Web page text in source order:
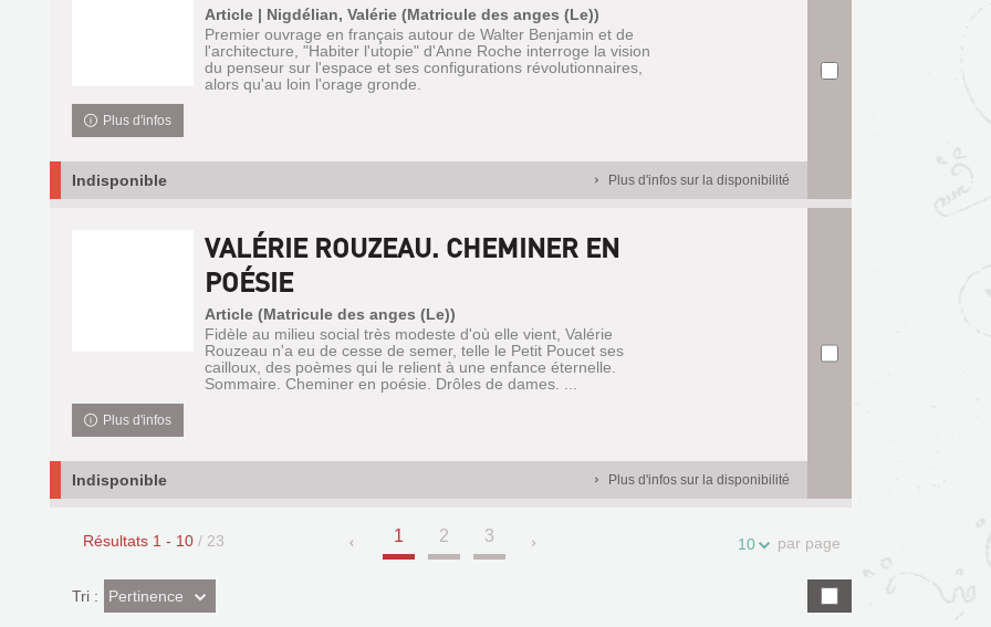
Article | Nigdélian, Valérie (Matricule des anges (Le))
Premier ouvrage en français autour de Walter Benjamin et de
l'architecture, "Habiter l'utopie" d'Anne Roche interroge la vision
du penseur sur l'espace et ses configurations révolutionnaires,
alors qu'au loin l'orage gronde.
Plus d'infos
Indisponible Plus d'infos sur la disponibilité
VALÉRIE ROUZEAU. CHEMINER EN
POÉSIE
Article (Matricule des anges (Le))
Fidèle au milieu social très modeste d'où elle vient, Valérie
Rouzeau n'a eu de cesse de semer, telle le Petit Poucet ses
cailloux, des poèmes qui le relient à une enfance éternelle.
Sommaire. Cheminer en poésie. Drôles de dames. ...
Plus d'infos
Indisponible Plus d'infos sur la disponibilité
Résultats 1 - 10 / 23 1 2 3 10 par page
Tri :(Effet
imédiat)
Pertinence